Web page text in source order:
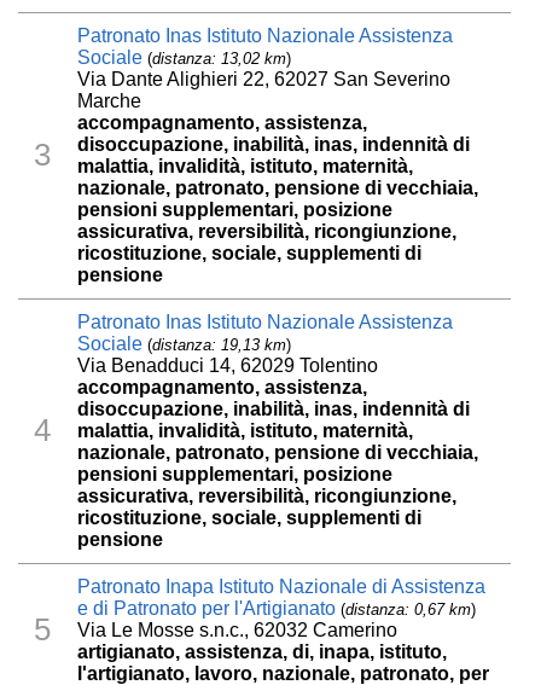
3
Patronato Inas Istituto Nazionale Assistenza
Sociale (distanza: 13,02 km)
Via Dante Alighieri 22, 62027 San Severino
Marche
accompagnamento, assistenza,
disoccupazione, inabilità, inas, indennità di
malattia, invalidità, istituto, maternità,
nazionale, patronato, pensione di vecchiaia,
pensioni supplementari, posizione
assicurativa, reversibilità, ricongiunzione,
ricostituzione, sociale, supplementi di
pensione
4
Patronato Inas Istituto Nazionale Assistenza
Sociale (distanza: 19,13 km)
Via Benadduci 14, 62029 Tolentino
accompagnamento, assistenza,
disoccupazione, inabilità, inas, indennità di
malattia, invalidità, istituto, maternità,
nazionale, patronato, pensione di vecchiaia,
pensioni supplementari, posizione
assicurativa, reversibilità, ricongiunzione,
ricostituzione, sociale, supplementi di
pensione
5
Patronato Inapa Istituto Nazionale di Assistenza
e di Patronato per l'Artigianato (distanza: 0,67 km)
Via Le Mosse s.n.c., 62032 Camerino
artigianato, assistenza, di, inapa, istituto,
l'artigianato, lavoro, nazionale, patronato, per